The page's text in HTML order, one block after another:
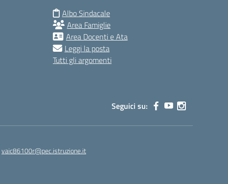
Albo Sindacale
Area Famiglie
Area Docenti e Ata
Leggi la posta
Tutti gli argomenti
Seguici su:
vaic86100r@pec.istruzione.it